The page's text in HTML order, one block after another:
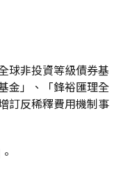
球非投資等級債券基
金」、「鋒裕匯理全
訂反稀釋費用機制事